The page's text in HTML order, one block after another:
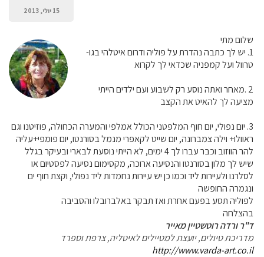
15 יולי, 2013
שלום מתי
1. יש לך כתבה נהדרת על פוליה ודרום איטלהי בגו-
טרוול ועל קמפניה שכדאי לך לקרוא
2 .מאחר ואתה נוסע רק לשבוע ועם ילדים הייתי
מציעה לך להאיט את הקצב
3. יום נפולי, יום חוף המלפטני הכולל אמלפי והמערה הכחולה, פוזיטנו וגם
ראוולו+ וילה צמברונה, יום שייט לקאפרי מנמל בסורנטו, יום פומפי+עליה
להר הווזוב וכבר עברו לך 4 ימים, לא הייתי נוסעת לבארי ובעיקר בגלל
שיש לך מלון בסורנטו והנסיעה ארוכה, מקסימום נסיעה לפסטיום או
לסלרנו ולעיירות ליד וכמו כן יש עיירות נחמדות ליד נפולי, וקצת חוף ים
ונגמרה החופשה
לפוליה תסע בפעם אחרת ואז תבקר באלברובלו והסביבה
בהצלחה
ד"ר ורדה רוטשטיין מאייר
מדריכת טיולים, יועצת למטיילים לאיטליה, צרפת וספרד
http://www.varda-art.co.il